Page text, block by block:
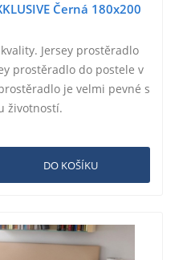
Černá 180x200
Jersey prostěradlo
prostěradlo do postele v
je velmi pevné s
životností.
DO KOŠÍKU